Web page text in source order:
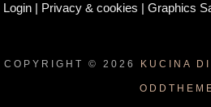
Login | Privacy & cookies |Graphics
COPYRIGHT © 2026 KUCINA